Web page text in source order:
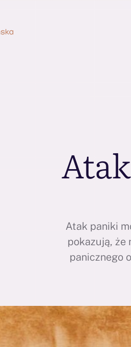
Atak paniki
pokazują, że
panicznego
napisałam z